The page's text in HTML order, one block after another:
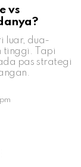
vs
luar, dua-
tinggi. Tapi
pas strategi